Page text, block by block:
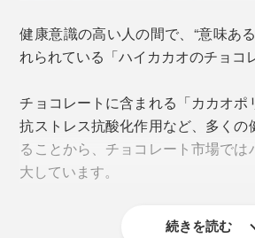
健康意識の高い人の間で、“意味あ
れられている「ハイカカオのチョコ
チョコレートに含まれる「カカオポ
抗ストレス抗酸化作用など、多くの
ることから、チョコレート市場で
大しています。
続きを読む